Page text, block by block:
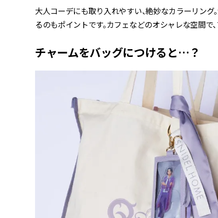
大人コーデにも取り入れやすい、絶妙なカラーリン
るのもポイントです。カフェなどのオシャレな空間で
チャームをバッグにつけると…？